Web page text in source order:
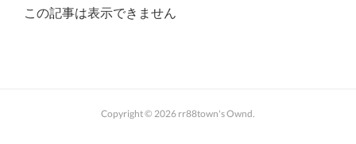
この記事は表示できません
Copyright © 2026 rr88town's Ownd.